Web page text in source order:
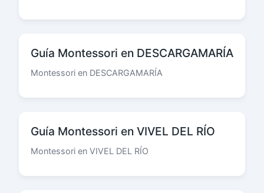
Guía Montessori en DESCARGAMARÍA
Montessori en DESCARGAMARÍA
Guía Montessori en VIVEL DEL RÍO
Montessori en VIVEL DEL RÍO